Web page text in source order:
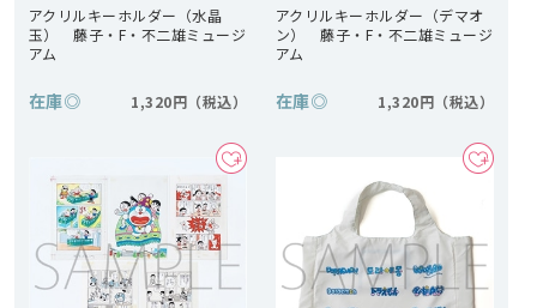
アクリルキーホルダー（水晶
玉） 藤子・F・不二雄ミュージ
アム
在庫◎ 1,320円
アクリルキーホルダー（デマオ
ン） 藤子・F・不二雄ミュージ
アム
在庫◎ 1,320円